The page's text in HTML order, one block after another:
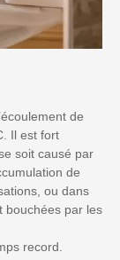
de
Il est fort
soit causé par
de
ou dans
bouchées par les
record.